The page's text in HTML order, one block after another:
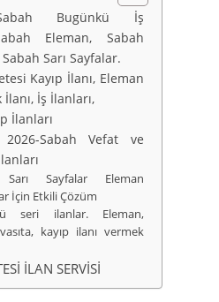
Sabah Bugünkü İş
Eleman, Sabah
Sabah Sarı Sayfalar.
Kayıp İlanı, Eleman
İlanı, İş İlanları,
İlanları
Sabah Vefat ve
Sarı Sayfalar Eleman
İçin Etkili Çözüm
seri ilanlar. Eleman,
kayıp ilanı vermek
İLAN SERVİSİ